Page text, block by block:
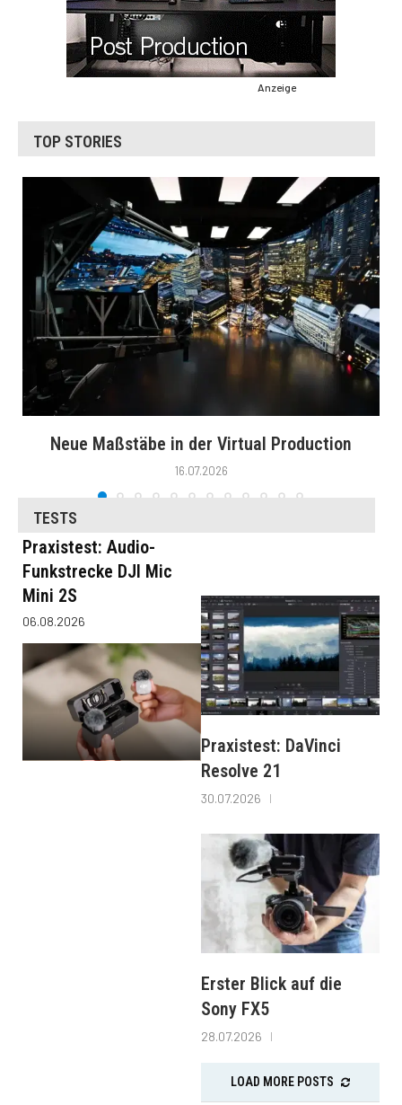
Anzeige
TOP STORIES
Neue Maßstäbe in der Virtual Production
16.07.2026
TESTS
Praxistest: Audio-
Funkstrecke DJI Mic
Mini 2S
06.08.2026
Praxistest: DaVinci
Resolve 21
30.07.2026
Erster Blick auf die
Sony FX5
28.07.2026
LOAD MORE POSTS